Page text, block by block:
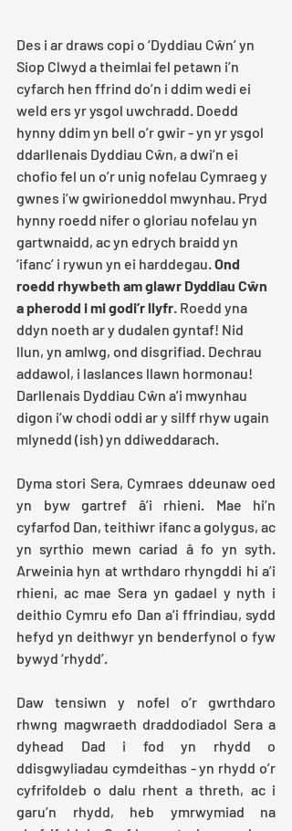
Des i ar draws copi o ‘Dyddiau Cŵn’ yn
Siop Clwyd a theimlai fel petawn i’n
cyfarch hen ffrind do’n i ddim wedi ei
weld ers yr ysgol uwchradd. Doedd
hynny ddim yn bell o’r gwir - yn yr ysgol
ddarllenais Dyddiau Cŵn, a dwi’n ei
chofio fel un o’r unig nofelau Cymraeg y
gwnes i’w gwirioneddol mwynhau. Pryd
hynny roedd nifer o gloriau nofelau yn
gartwnaidd, ac yn edrych braidd yn
‘ifanc’ i rywun yn ei harddegau. Ond
roedd rhywbeth am glawr Dyddiau Cŵn
a pherodd i mi godi’r llyfr . Roedd yna
ddyn noeth ar y dudalen gyntaf! Nid
llun, yn amlwg, ond disgrifiad. Dechrau
addawol, i laslances llawn hormonau!
Darllenais Dyddiau Cŵn a’i mwynhau
digon i’w chodi oddi ar y silff rhyw ugain
mlynedd (ish) yn ddiweddarach.
Dyma stori Sera, Cymraes ddeunaw oed
yn byw gartref â’i rhieni. Mae hi’n
cyfarfod Dan, teithiwr ifanc a golygus, ac
yn syrthio mewn cariad â fo yn syth.
Arweinia hyn at wrthdaro rhyngddi hi a’i
rhieni, ac mae Sera yn gadael y nyth i
deithio Cymru efo Dan a’i ffrindiau, sydd
hefyd yn deithwyr yn benderfynol o fyw
bywyd ‘rhydd’.
Daw tensiwn y nofel o’r gwrthdaro
rhwng magwraeth draddodiadol Sera a
dyhead Dad i fod yn rhydd o
ddisgwyliadau cymdeithas - yn rhydd o’r
cyfrifoldeb o dalu rhent a threth, ac i
garu’n rhydd, heb ymrwymiad na